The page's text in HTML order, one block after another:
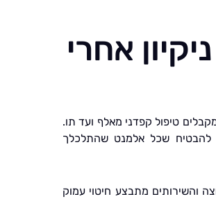
אחרי
טיפול קפדני מאלף ועד תו.
להבטיח שכל אלמנט שהתלכלך
והשירותים מתבצע חיטוי עמוק